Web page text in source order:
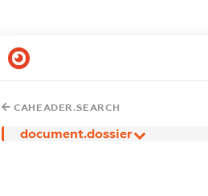
CAHEADER.SEARCH
document.dossier